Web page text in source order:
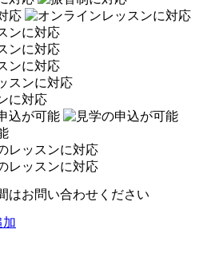
はお問い合わせください
加